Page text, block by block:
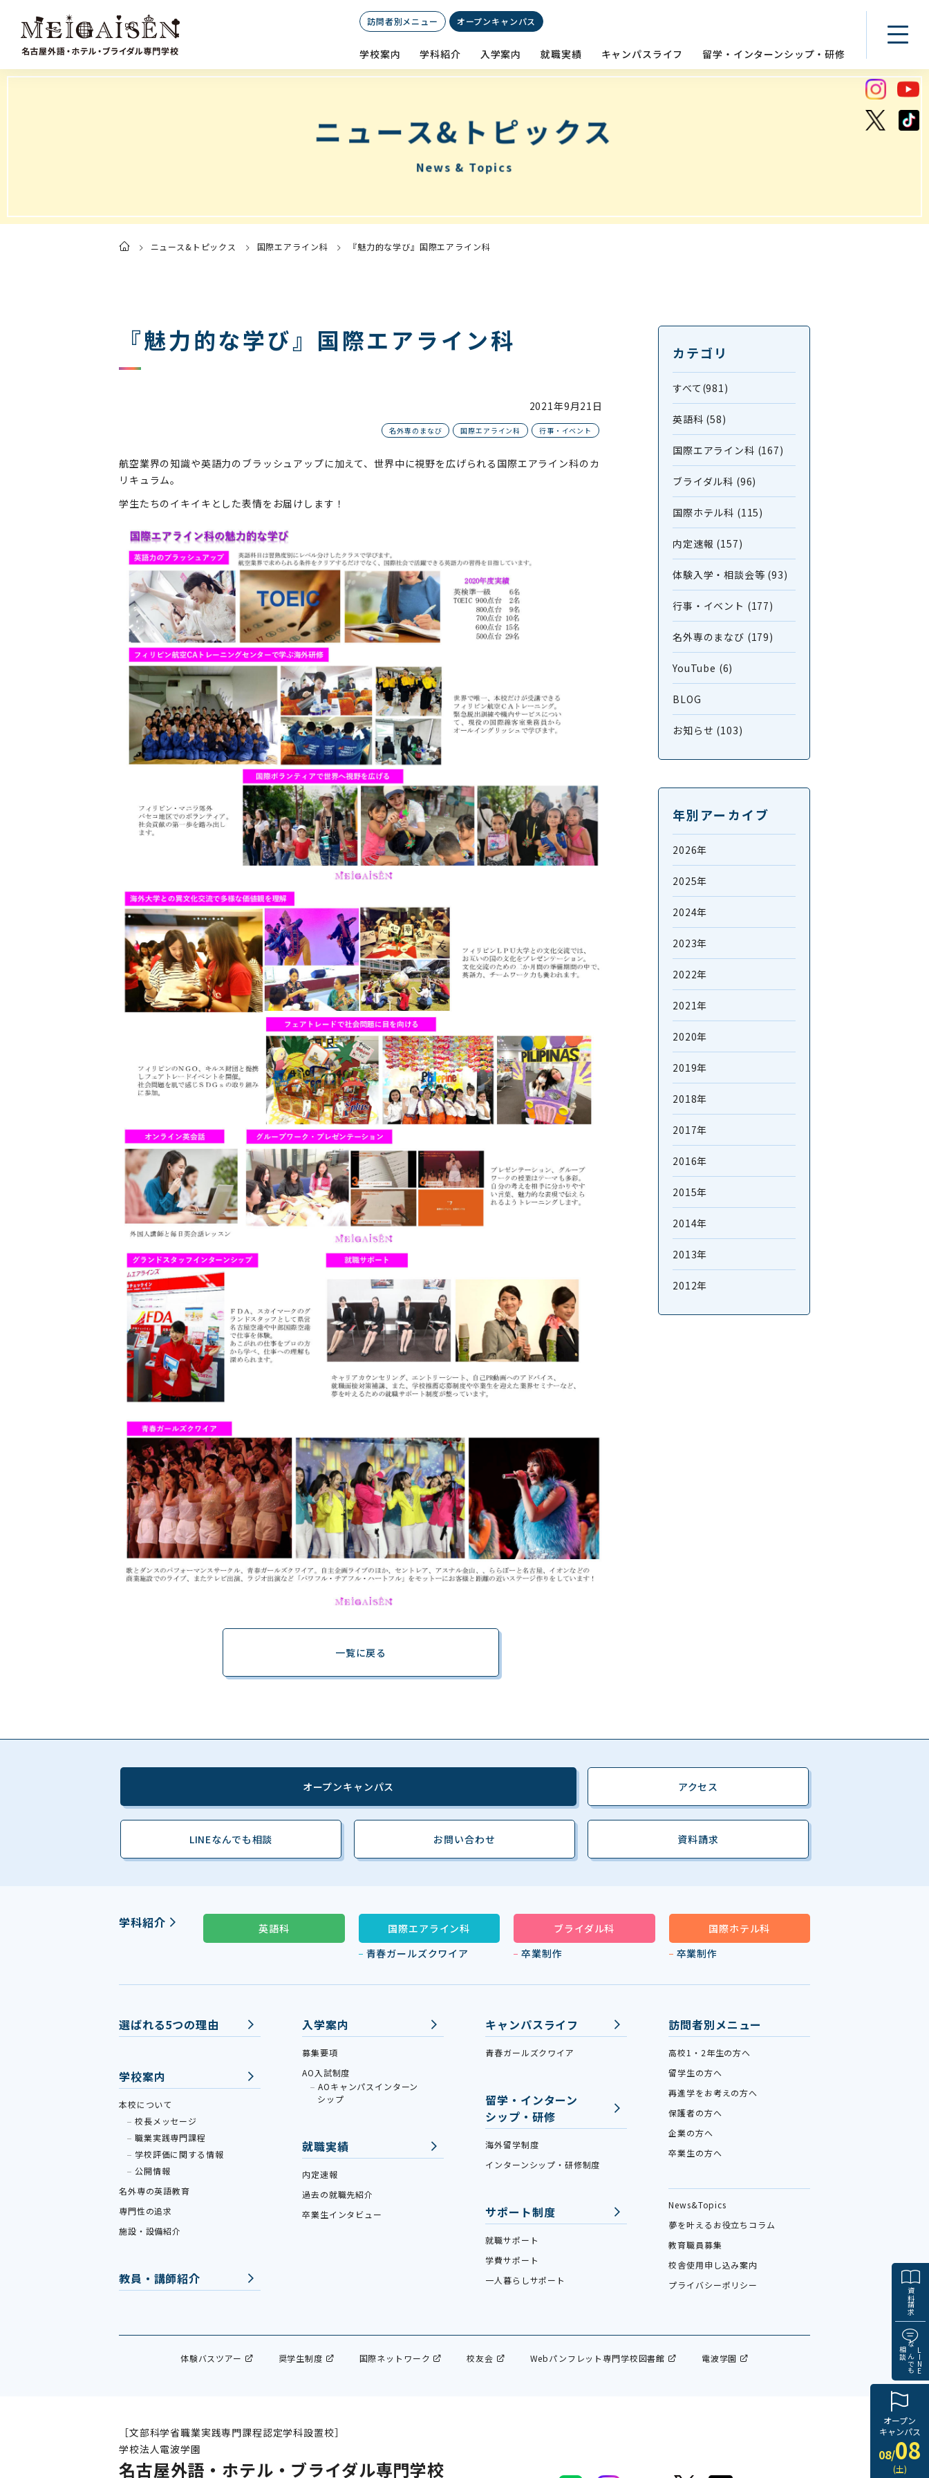
訪問者別メニュー オープンキャンパス
学校案内 学科紹介 入学案内 就職実績 キャンパスライフ 留学・インターンシップ・研修
資料請求
LINE
なんでも
相談
オープン
キャンパス
08/08
(土)
ニュース&トピックス
News & Topics
ト
ニュース&トピックス 国際エアライン科 『魅力的な学び』国際エアライン科
『魅力的な学び』国際エアライン科
2021年9月21日
名外専のまなび 国際エアライン科 行事・イベント
航空業界の知識や英語力のブラッシュアップに加えて、世界中に視野を広げられる国際エアライン科のカ
リキュラム。
学生たちのイキイキとした表情をお届けします！
一覧に戻る
カテゴリ
すべて(981)
英語科 (58)
国際エアライン科 (167)
ブライダル科 (96)
国際ホテル科 (115)
内定速報 (157)
体験入学・相談会等 (93)
行事・イベント (177)
名外専のまなび (179)
YouTube (6)
BLOG
お知らせ (103)
年別アーカイブ
2026年
2025年
2024年
2023年
2022年
2021年
2020年
2019年
2018年
2017年
2016年
2015年
2014年
2013年
2012年
オープンキャンパス アクセス
LINEなんでも相談 お問い合わせ 資料請求
学科紹介 英語科
国際エアライン科
青春ガールズクワイア
ブライダル科
卒業制作
国際ホテル科
卒業制作
選ばれる5つの理由
学校案内
本校について
校長メッセージ
職業実践専門課程
学校評価に関する情報
公開情報
名外専の英語教育
専門性の追求
施設・設備紹介
教員・講師紹介
入学案内
募集要項
AO入試制度
AOキャンパスインターン
シップ
就職実績
内定速報
過去の就職先紹介
卒業生インタビュー
キャンパスライフ
青春ガールズクワイア
留学・インターン
シップ・研修
海外留学制度
インターンシップ・研修制度
サポート制度
就職サポート
学費サポート
一人暮らしサポート
訪問者別メニュー
高校1・2年生の方へ
留学生の方へ
再進学をお考えの方へ
保護者の方へ
企業の方へ
卒業生の方へ
News&Topics
夢を叶えるお役立ちコラム
教育職員募集
校舎使用申し込み案内
プライバシーポリシー
体験バスツアー 奨学生制度 国際ネットワーク 校友会 Webパンフレット専門学校図書館 電波学園
［文部科学省職業実践専門課程認定学科設置校］
学校法人電波学園
名古屋外語・ホテル・ブライダル専門学校